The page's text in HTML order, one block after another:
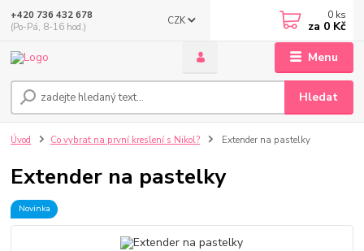
Menu
CZK
Hledat
+420 736 432 678
(Po-Pá, 8-16 hod.)
0 ks
za 0 Kč
Úvod Co vybrat na první kreslení s Nikol? Extender na pastelky
Extender na pastelky
Novinka